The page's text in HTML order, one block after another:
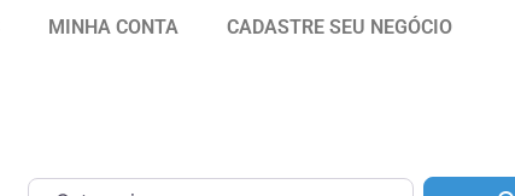
MINHA CONTA CADASTRE SEU NEGÓCIO